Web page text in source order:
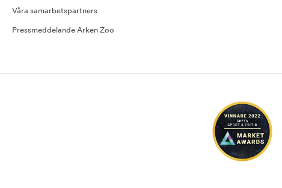
Våra samarbetspartners
Pressmeddelande Arken Zoo